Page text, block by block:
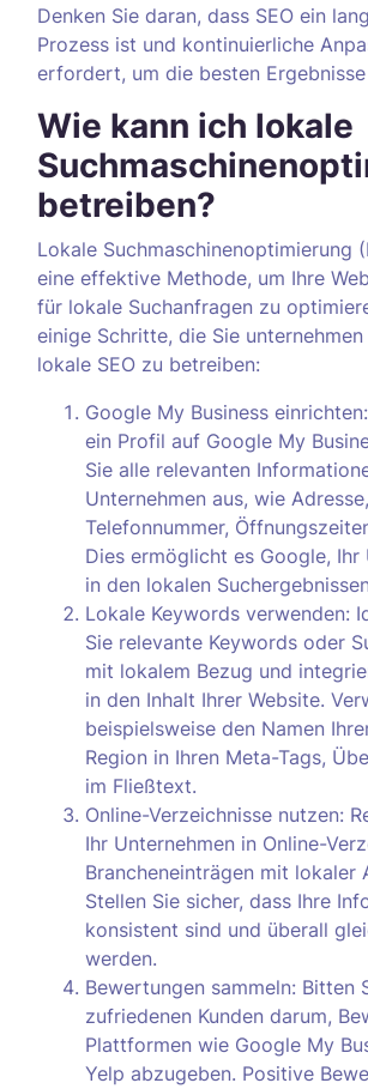
Denken Sie daran, dass SEO ein
Prozess ist und kontinuierliche
erfordert, um die besten
Wie kann ich lokale
betreiben?
Lokale Suchmaschinenoptimierung
eine effektive Methode, um Ihre
für lokale Suchanfragen zu
einige Schritte, die Sie unternehmen
lokale SEO zu betreiben:
Google My Business
ein Profil auf Google My
Sie alle relevanten
Unternehmen aus, wie Adresse,
Telefonnummer,
Dies ermöglicht es Google, Ihr
in den lokalen
Lokale Keywords verwenden:
Sie relevante Keywords oder
mit lokalem Bezug und
in den Inhalt Ihrer Website.
beispielsweise den Namen
Region in Ihren Meta-Tags,
im Fließtext.
Online-Verzeichnisse nutzen:
Ihr Unternehmen in Online-
Brancheneinträgen mit lokaler
Stellen Sie sicher, dass Ihre
konsistent sind und überall
werden.
Bewertungen sammeln: Bitten
zufriedenen Kunden darum,
Plattformen wie Google My
Yelp abzugeben. Positive